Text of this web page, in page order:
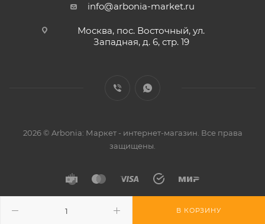
В КОРЗИНУ
info@arbonia-market.ru
Москва, пос. Восточный, ул.
Западная, д. 6, стр. 19
2026 © Arbonia: Маркет - интернет-магазин. Все права
защищены.